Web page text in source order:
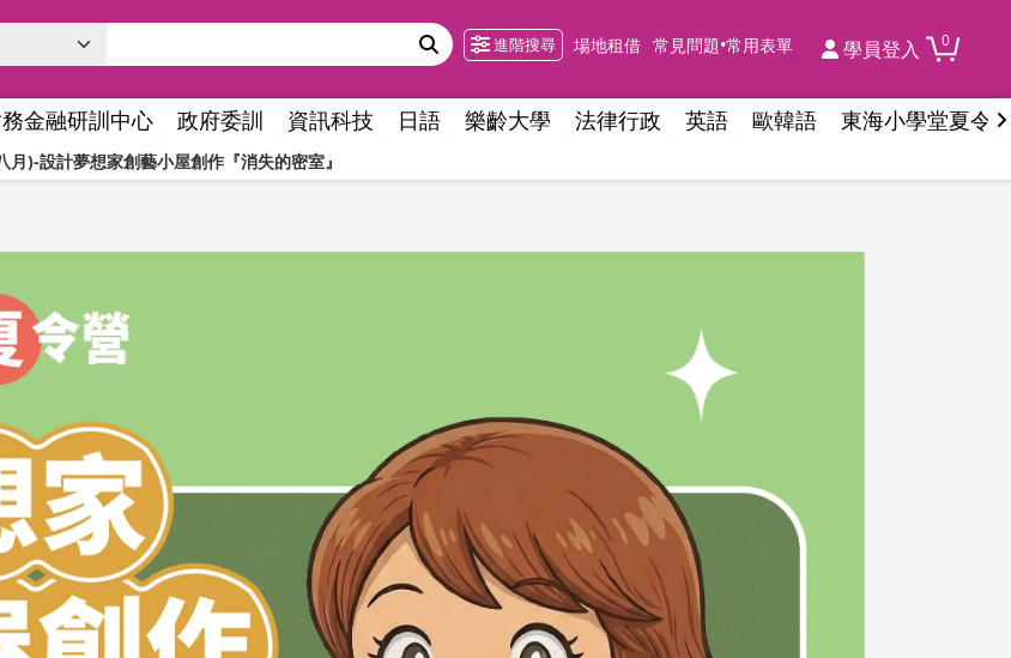
進階搜尋 場地租借 常見問題•常用表單 學員登入 0
金融研訓中心 政府委訓 資訊科技 日語 樂齡大學 法律行政 英語 歐韓語 東海小學堂夏令
)-設計夢想家創藝小屋創作『消失的密室』